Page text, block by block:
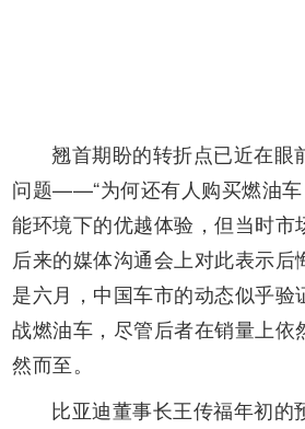
翘首期盼的转折点已近在
问题——“为何还有人购买燃油车
能环境下的优越体验，但当时
后来的媒体沟通会上对此表示
是六月，中国车市的动态似乎
战燃油车，尽管后者在销量上
然而至。
比亚迪董事长王传福年初